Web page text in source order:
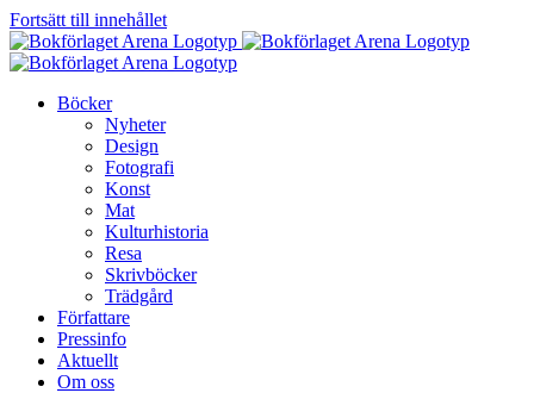
Fortsätt till innehållet
Böcker
Nyheter
Design
Fotografi
Konst
Mat
Kulturhistoria
Resa
Skrivböcker
Trädgård
Författare
Pressinfo
Aktuellt
Om oss